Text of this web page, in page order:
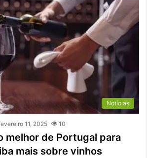
Notícias
11, 2025 10
melhor de Portugal para
mais sobre vinhos